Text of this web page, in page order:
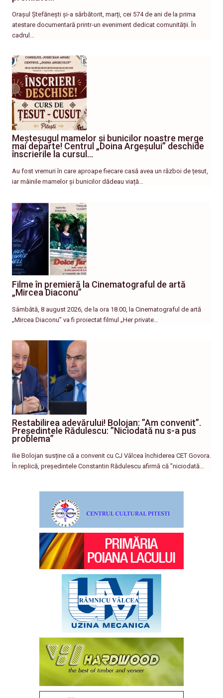
Orașul Ștefănești și-a sărbătorit, marți, cei 574 de ani de la prima
atestare documentară printr-un eveniment dedicat comunității. În
cadrul…
Meșteșugul mamelor și bunicilor noastre merge
mai departe! Centrul „Doina Argeșului” deschide
înscrierile la cursul…
Au fost vremuri în care aproape fiecare casă avea un război de țesut,
iar mâinile mamelor și bunicilor dădeau viață…
Filme în premieră la Cinematograful de artă
„Mircea Diaconu”
Sâmbătă, 8 august 2026, de la ora 18.00, la Cinematograful de artă
„Mircea Diaconu” va fi proiectat filmul „Her private…
Restabilirea adevărului! Bolojan: ”Am convenit”.
Președintele Rădulescu: ”Niciodată nu s-a pus
problema”
Ilie Bolojan susține că a convenit cu CJ Vâlcea închiderea CET Govora.
În replică, președintele Constantin Rădulescu afirmă că ”niciodată…